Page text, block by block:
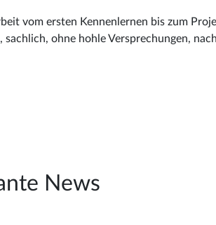
vom ersten Kennenlernen bis zum
ohne hohle Versprechungen,
News